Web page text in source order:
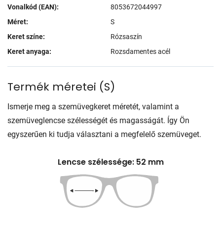
Vonalkód (EAN):
8053672044997
Méret:
S
Keret színe:
Rózsaszín
Keret anyaga:
Rozsdamentes acél
Termék méretei (S)
Ismerje meg a szemüvegkeret méretét, valamint a
szemüveglencse szélességét és magasságát. Így Ön
egyszerűen ki tudja választani a megfelelő szemüveget.
Lencse szélessége: 52 mm